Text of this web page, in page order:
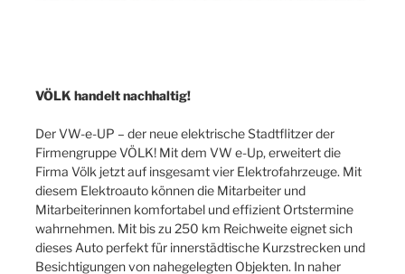
VÖLK handelt nachhaltig!
Der VW-e-UP – der neue elektrische Stadtflitzer der
Firmengruppe VÖLK! Mit dem VW e-Up, erweitert die
Firma Völk jetzt auf insgesamt vier Elektrofahrzeuge. Mit
diesem Elektroauto können die Mitarbeiter und
Mitarbeiterinnen komfortabel und effizient Ortstermine
wahrnehmen. Mit bis zu 250 km Reichweite eignet sich
dieses Auto perfekt für innerstädtische Kurzstrecken und
Besichtigungen von nahegelegten Objekten. In naher